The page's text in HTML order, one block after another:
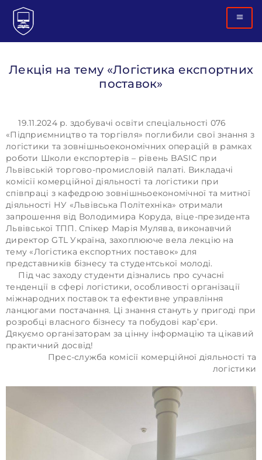
Лекція на тему «Логістика експортних
поставок»
19.11.2024 р. здобувачі освіти спеціальності 076
«Підприємництво та торгівля» поглибили свої знання з
логістики та зовнішньоекономічних операцій в рамках
роботи Школи експортерів – рівень BASIC при
Львівській торгово-промисловій палаті. Викладачі
комісії комерційної діяльності та логістики при
співпраці з кафедрою зовнішньоекономічної та митної
діяльності НУ «Львівська Політехніка» отримали
запрошення від Володимира Коруда, віце-президента
Львівської ТПП. Спікер Марія Мулява, виконавчий
директор GTL Україна, захоплююче вела лекцію на
тему «Логістика експортних поставок» для
представників бізнесу та студентської молоді.
Під час заходу студенти дізнались про сучасні
тенденції в сфері логістики, особливості організації
міжнародних поставок та ефективне управління
ланцюгами постачання. Ці знання стануть у пригоді при
розробці власного бізнесу та побудові кар’єри.
Дякуємо організаторам за цінну інформацію та цікавий
практичний досвід!
Прес-служба комісії комерційної діяльності та
логістики